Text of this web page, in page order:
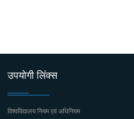
उपयोगी लिंक्स
विश्वविद्यालय नियम एवं अधिनियम